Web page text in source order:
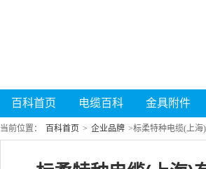
百科首页 电缆百科 金具附件
当前位置： 百科首页 > 企业品牌 >标柔特种电缆(上海